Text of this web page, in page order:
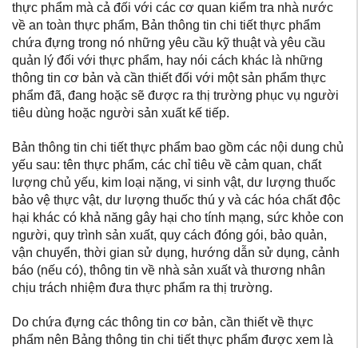
thực phẩm mà cả đối với các cơ quan kiểm tra nhà nước
về an toàn thực phẩm, Bản thông tin chi tiết thực phẩm
chứa đựng trong nó những yêu cầu kỹ thuật và yêu cầu
quản lý đối với thực phẩm, hay nói cách khác là những
thông tin cơ bản và cần thiết đối với một sản phẩm thực
phẩm đã, đang hoặc sẽ được ra thị trường phục vụ người
tiêu dùng hoặc người sản xuất kế tiếp.
Bản thông tin chi tiết thực phẩm bao gồm các nội dung chủ
yếu sau: tên thực phẩm, các chỉ tiêu về cảm quan, chất
lượng chủ yếu, kim loại nặng, vi sinh vật, dư lượng thuốc
bảo vệ thực vật, dư lượng thuốc thú y và các hóa chất độc
hại khác có khả năng gây hại cho tính mạng, sức khỏe con
người, quy trình sản xuất, quy cách đóng gói, bảo quản,
vận chuyển, thời gian sử dụng, hướng dẫn sử dụng, cảnh
báo (nếu có), thông tin về nhà sản xuất và thương nhân
chịu trách nhiệm đưa thực phẩm ra thị trường.
Do chứa đựng các thông tin cơ bản, cần thiết về thực
phẩm nên Bảng thông tin chi tiết thực phẩm được xem là